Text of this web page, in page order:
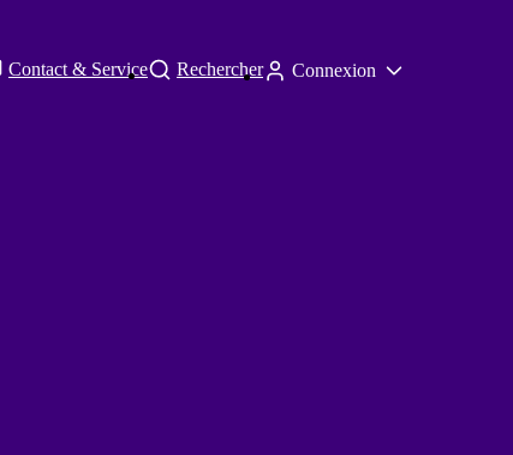
Contact & Service Rechercher Connexion